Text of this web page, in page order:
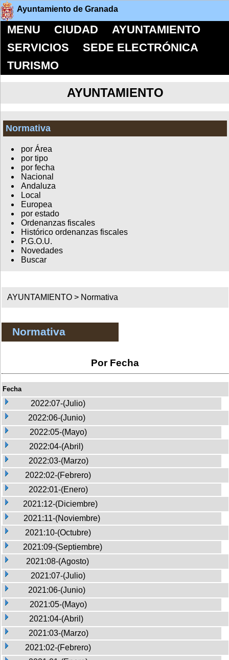
Ayuntamiento de Granada
MENU CIUDAD
AYUNTAMIENTO
SERVICIOS
SEDE ELECTRÓNICA
TURISMO
AYUNTAMIENTO
Normativa
por Área
por tipo
por fecha
Nacional
Andaluza
Local
Europea
por estado
Ordenanzas fiscales
Histórico ordenanzas fiscales
P.G.O.U.
Novedades
Buscar
AYUNTAMIENTO > Normativa
Normativa
Por Fecha
Fecha
2022:07-(Julio)
2022:06-(Junio)
2022:05-(Mayo)
2022:04-(Abril)
2022:03-(Marzo)
2022:02-(Febrero)
2022:01-(Enero)
2021:12-(Diciembre)
2021:11-(Noviembre)
2021:10-(Octubre)
2021:09-(Septiembre)
2021:08-(Agosto)
2021:07-(Julio)
2021:06-(Junio)
2021:05-(Mayo)
2021:04-(Abril)
2021:03-(Marzo)
2021:02-(Febrero)